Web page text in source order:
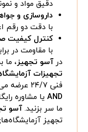
دقیق مواد و نمونه‌ها
داروسازی و
با دقت دو رقم
کنترل کیفیت
با مقاومت در
درآسو تجهیز، ما
تجهیزات
فنی ۲۴/۷ عرضه می‌کنیم. برای
AND یا مشاوره
ما سر بزنید.آسو
تجهیز